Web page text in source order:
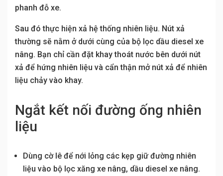
phanh đỗ xe.
Sau đó thực hiện xả hệ thống nhiên liệu. Nút xả
thường sẽ nằm ở dưới cùng của bộ lọc dầu diesel xe
nâng. Bạn chỉ cần đặt khay thoát nước bên dưới nút
xả để hứng nhiên liệu và cẩn thận mở nút xả để nhiên
liệu chảy vào khay.
Ngắt kết nối đường ống nhiên
liệu
Dùng cờ lê để nới lỏng các kẹp giữ đường nhiên
liệu vào bộ lọc xăng xe nâng, dầu diesel xe nâng.